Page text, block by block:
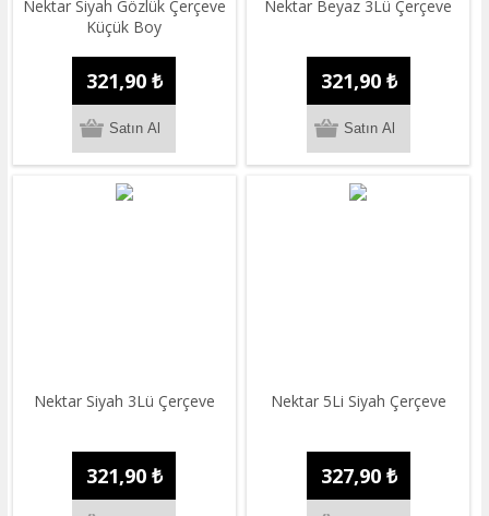
Nektar Siyah Gözlük Çerçeve
Küçük Boy
321,90 ₺
Nektar Beyaz 3Lü Çerçeve
321,90 ₺
Nektar Siyah 3Lü Çerçeve
321,90 ₺
Nektar 5Li Siyah Çerçeve
327,90 ₺